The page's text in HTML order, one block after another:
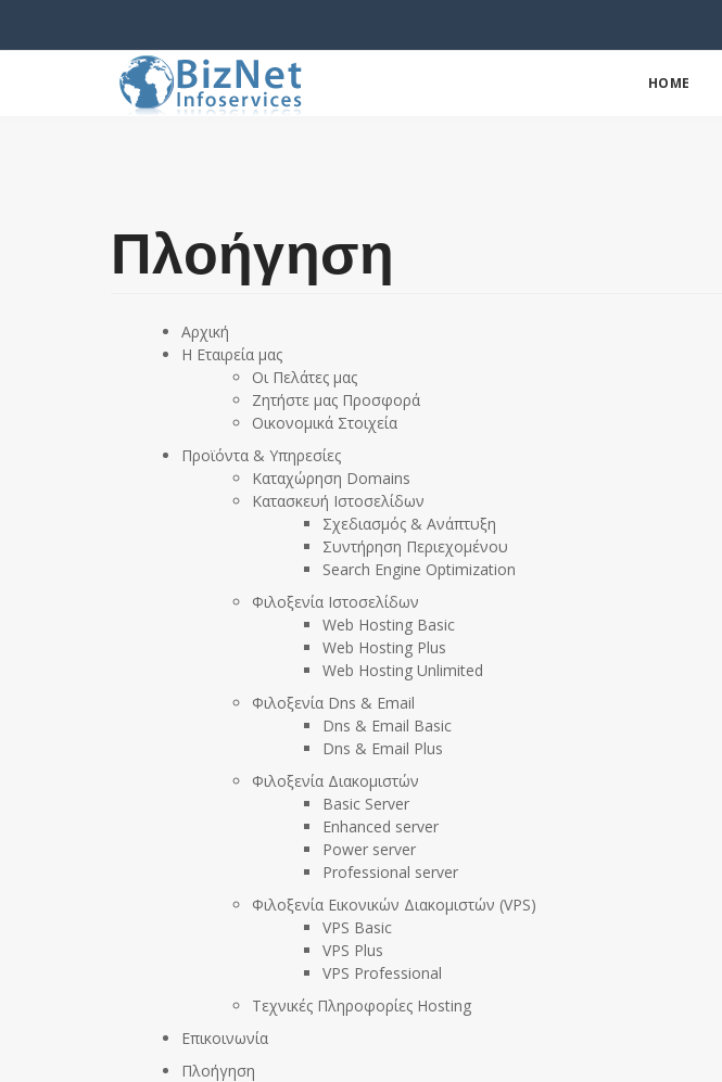
HOME
Πλοήγηση
Αρχική
Η Εταιρεία μας
Οι Πελάτες μας
Ζητήστε μας Προσφορά
Οικονομικά Στοιχεία
Προϊόντα & Υπηρεσίες
Καταχώρηση Domains
Κατασκευή Ιστοσελίδων
Σχεδιασμός & Ανάπτυξη
Συντήρηση Περιεχομένου
Search Engine Optimization
Φιλοξενία Ιστοσελίδων
Web Hosting Basic
Web Hosting Plus
Web Hosting Unlimited
Φιλοξενία Dns & Email
Dns & Email Basic
Dns & Email Plus
Φιλοξενία Διακομιστών
Basic Server
Enhanced server
Power server
Professional server
Φιλοξενία Εικονικών Διακομιστών (VPS)
VPS Basic
VPS Plus
VPS Professional
Τεχνικές Πληροφορίες Hosting
Επικοινωνία
Πλοήγηση